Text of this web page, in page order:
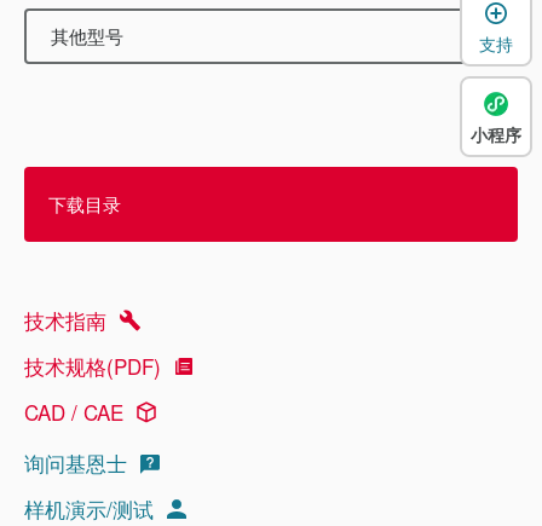
其他型号
下载目录
技术指南
技术规格(PDF)
CAD / CAE
询问基恩士
样机演示/测试
支持
小程序